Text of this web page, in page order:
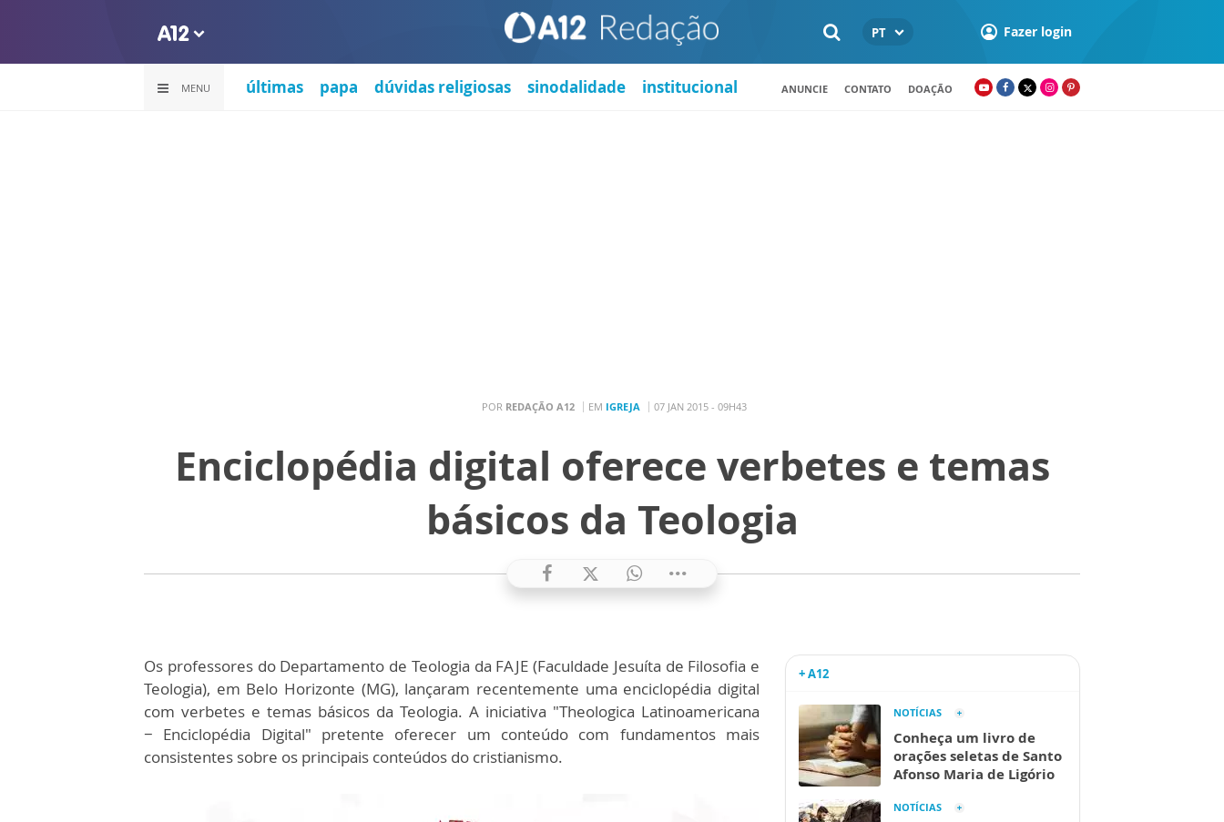
PT Fazer login
MENU últimas papa dúvidas religiosas sinodalidade institucional ANUNCIE CONTATO DOAÇÃO
POR REDAÇÃO A12 EM IGREJA 07 JAN 2015 - 09H43
Enciclopédia digital oferece verbetes e temas
básicos da Teologia
Os professores do Departamento de Teologia da FAJE (Faculdade Jesuíta de Filosofia e
Teologia), em Belo Horizonte (MG), lançaram recentemente uma enciclopédia digital
com verbetes e temas básicos da Teologia. A iniciativa "Theologica Latinoamericana
− Enciclopédia Digital" pretente oferecer um conteúdo com fundamentos mais
consistentes sobre os principais conteúdos do cristianismo.
+ A12
NOTÍCIAS
Conheça um livro de
orações seletas de Santo
Afonso Maria de Ligório
NOTÍCIAS